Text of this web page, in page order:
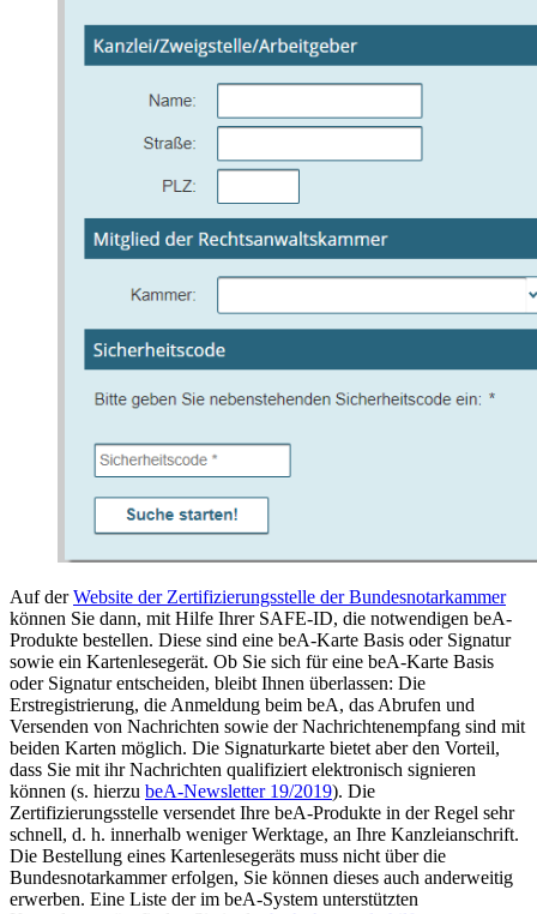
Auf derWebsite der Zertifizierungsstelle der Bundesnotarkammer
können Sie dann, mit Hilfe Ihrer SAFE-ID, die notwendigen beA-
Produkte bestellen. Diese sind eine beA-Karte Basis oder Signatur
sowie ein Kartenlesegerät. Ob Sie sich für eine beA-Karte Basis
oder Signatur entscheiden, bleibt Ihnen überlassen: Die
Erstregistrierung, die Anmeldung beim beA, das Abrufen und
Versenden von Nachrichten sowie der Nachrichtenempfang sind mit
beiden Karten möglich. Die Signaturkarte bietet aber den Vorteil,
dass Sie mit ihr Nachrichten qualifiziert elektronisch signieren
können (s. hierzu beA-Newsletter 19/2019). Die
Zertifizierungsstelle versendet Ihre beA-Produkte in der Regel sehr
schnell, d. h. innerhalb weniger Werktage, an Ihre Kanzleianschrift.
Die Bestellung eines Kartenlesegeräts muss nicht über die
Bundesnotarkammer erfolgen, Sie können dieses auch anderweitig
erwerben. Eine Liste der im beA-System unterstützten